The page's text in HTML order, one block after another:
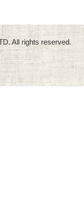
All rights reserved.